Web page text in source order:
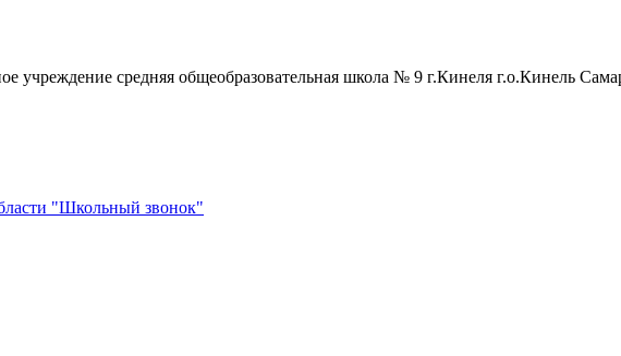
учреждение средняя общеобразовательная школа № 9 г.Кинеля г.о.Кинель
"Школьный звонок"